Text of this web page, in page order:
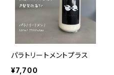
パラトリートメントプラス
¥7,700